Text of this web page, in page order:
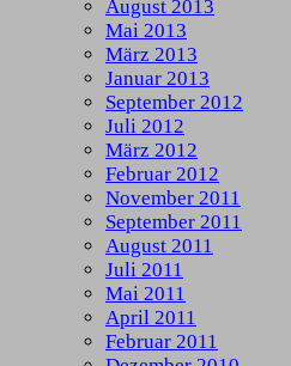
August 2013
Mai 2013
März 2013
Januar 2013
September 2012
Juli 2012
März 2012
Februar 2012
November 2011
September 2011
August 2011
Juli 2011
Mai 2011
April 2011
Februar 2011